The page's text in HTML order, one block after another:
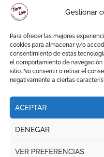
Gestionar
Para ofrecer las mejores
cookies para almacenar y/o
consentimiento de estas
el comportamiento de
sitio. No consentir o retirar el
negativamente a ciertas
ACEPTAR
DENEGAR
VER PREFERENCIAS
Copyright © Todos